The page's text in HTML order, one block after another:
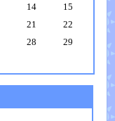
14
15
21
22
28
29